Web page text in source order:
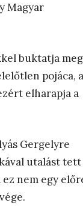
Magyar
buktatja meg
pojáca,
elharapja a
Gergelyre
utalást tett
nem egy